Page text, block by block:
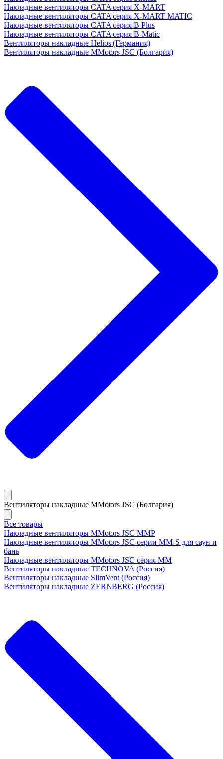
Накладные вентиляторы CATA серия X-MART
Накладные вентиляторы CATA серия X-MART MATIC
Накладные вентиляторы CATA серия B Plus
Накладные вентиляторы CATA серия B-Matic
Вентиляторы накладные Helios (Германия)
Вентиляторы накладные MMotors JSC (Болгария)
Вентиляторы накладные MMotors JSC (Болгария)
Все товары
Накладные вентиляторы MMotors JSC MMP
Накладные вентиляторы MMotors JSC серии MM-S для саун и
бань
Накладные вентиляторы MMotors JSC серия МM
Вентиляторы накладные TECHNOVA (Россия)
Вентиляторы накладные SlimVent (Россия)
Вентиляторы накладные ZERNBERG (Россия)